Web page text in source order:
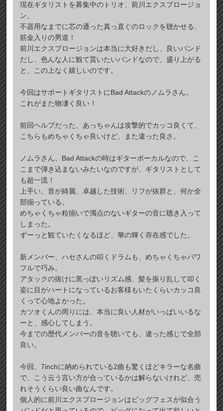
現在ギタリストを募集中のトリオ、前川エクスプロージョ
ン。
不器用なまでに芯の通った真っ直ぐのロックを聴かせる、
筋金入りの男道！
前川エクスプロージョンは本当に大好きだし、良いバンド
だし、色んな人に観て貰いたいバンドなので、盛り上がる
と、この上なく嬉しいのです。
今回はサポートギタリストにBad Attackのノムラさん。
これがまた物凄く良い！
前回ヘルプだった、あっちゃんは攻撃的でカッコ良くて、
こちらもめちゃくちゃ良いけど、また違った良さ。
ノムラさん、Bad Attackの時はギターボーカルなので、こ
こまで弾き込まないみたいなのですが、ギタリストとして
も超一流！
上手い、音が綺麗、卓越した技術、リフが抜群と、何か全
部揃っている。
めちゃくちゃ粒揃いで濁点のないギターの音に聴き入って
しまった。
ずーっと観ていたくなるほど、華の輝く存在感でした。
新メンバー、ハセさんの叩くドラムも、めちゃくちゃパワ
フルで巧み。
アタックの抜けに黒っぽいリズム感、髪を振り乱して叩く
姿に目がハートになっているお客様もいたくらいカッコ良
くって心地よかった。
カツオくんの周りには、本当に良い人材がいっぱいいるな
ーと、感心してしまう。
今までの歴代メンバーの音を聴いても、違った感じで全部
良い。
今回、7inchに納められている2曲も驚くほどキラーな名曲
で、こう云う言い方が合っているかは解らないけれど、売
れそうくらい良い曲なんです。
個人的に前川エクスプロージョンはビッグフェスが似合う